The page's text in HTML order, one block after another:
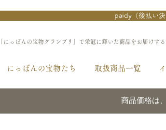
paidy（後払い
「にっぽんの宝物グランプリ」で栄冠に輝いた商品をお届けす
にっぽんの宝物たち 取扱商品一覧
商品価格は